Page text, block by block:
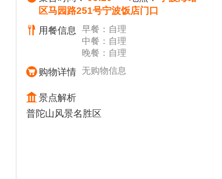
区马园路251号宁波饭店门口
用餐信息
早餐：自理
中餐：自理
晚餐：自理
购物详情 无购物信息
景点解析
普陀山风景名胜区